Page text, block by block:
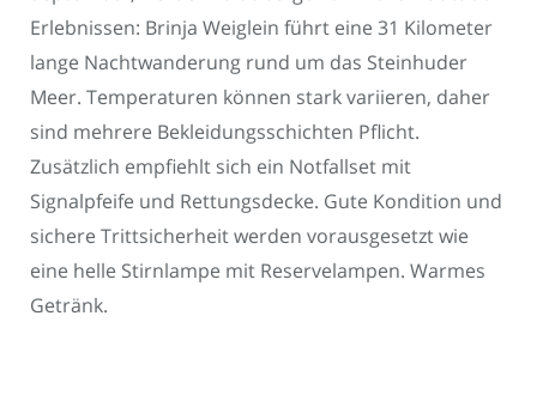
Erlebnissen: Brinja Weiglein führt eine 31 Kilometer
lange Nachtwanderung rund um das Steinhuder
Meer. Temperaturen können stark variieren, daher
sind mehrere Bekleidungsschichten Pflicht.
Zusätzlich empfiehlt sich ein Notfallset mit
Signalpfeife und Rettungsdecke. Gute Kondition und
sichere Trittsicherheit werden vorausgesetzt wie
eine helle Stirnlampe mit Reservelampen. Warmes
Getränk.